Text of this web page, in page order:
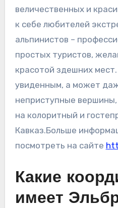
величественных и
к себе любителей
альпинистов –
простых туристов,
красотой здешних
увиденным, а может
неприступные
на колоритный и
Кавказ.Больше
посмотреть на сайте
Какие
имеет